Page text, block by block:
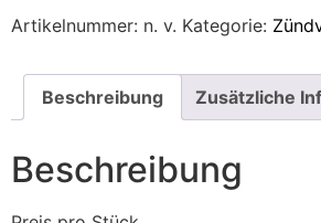
Artikelnummer: n. v. Kategorie:
Beschreibung Zusätzliche
Beschreibung